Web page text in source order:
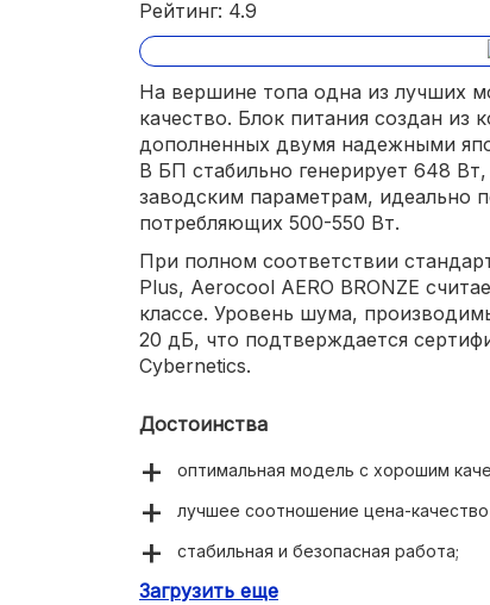
Рейтинг: 4.9
На вершине топа одна из лучших
качество. Блок питания создан из
дополненных двумя надежными
В БП стабильно генерирует 648
заводским параметрам, идеально
потребляющих 500-550 Вт.
При полном соответствии
Plus, Aerocool AERO BRONZE
классе. Уровень шума,
20 дБ, что подтверждается
Cybernetics.
Достоинства
оптимальная модель с хорошим
лучшее соотношение цена-качество
стабильная и безопасная работа;
плоскость стенки с вентилятором
Загрузить еще